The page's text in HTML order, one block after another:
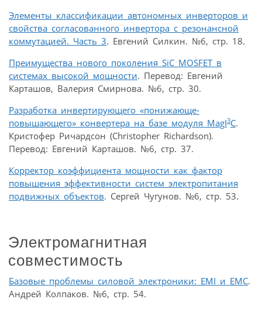
Элементы классификации автономных инверторов и
свойства согласованного инвертора с резонансной
коммутацией. Часть 3. Евгений Силкин. №6, стр. 18.
Преимущества нового поколения SiC MOSFET в
системах высокой мощности. Перевод: Евгений
Карташов, Валерия Смирнова. №6, стр. 30.
Разработка инвертирующего «понижающе-
повышающего» конвертера на базе модуля MagI3C.
Кристофер Ричардсон (Christopher Richardson).
Перевод: Евгений Карташов. №6, стр. 37.
Корректор коэффициента мощности как фактор
повышения эффективности систем электропитания
подвижных объектов. Сергей Чугунов. №6, стр. 53.
Электромагнитная
совместимость
Базовые проблемы силовой электроники: EMI и EMC.
Андрей Колпаков. №6, стр. 54.